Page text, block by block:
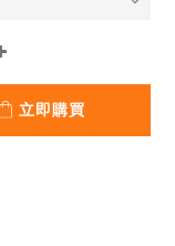
立即購買